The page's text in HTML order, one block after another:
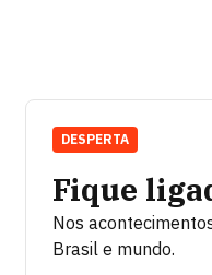
Fique
Nos
Brasil e mundo.
DESPERTA